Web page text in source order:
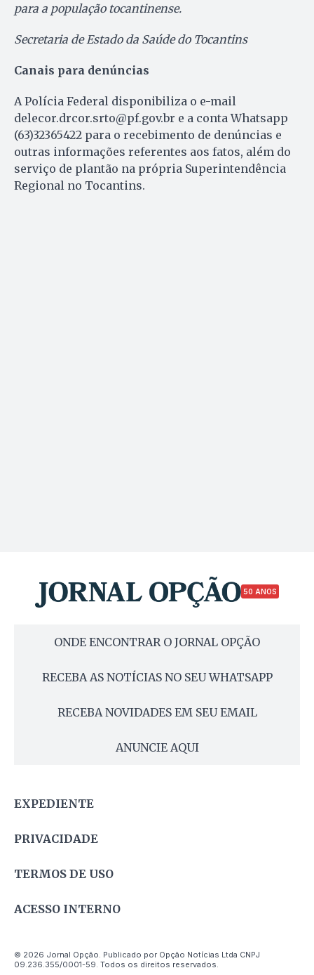
para a população tocantinense.
Secretaria de Estado da Saúde do Tocantins
Canais para denúncias
A Polícia Federal disponibiliza o e-mail
delecor.drcor.srto@pf.gov.br e a conta Whatsapp
(63)32365422 para o recebimento de denúncias e
outras informações referentes aos fatos, além do
serviço de plantão na própria Superintendência
Regional no Tocantins.
50 ANOS
ONDE ENCONTRAR O JORNAL OPÇÃO
RECEBA AS NOTÍCIAS NO SEU WHATSAPP
RECEBA NOVIDADES EM SEU EMAIL
ANUNCIE AQUI
EXPEDIENTE
PRIVACIDADE
TERMOS DE USO
ACESSO INTERNO
© 2026 Jornal Opção. Publicado por Opção Notícias Ltda CNPJ
09.236.355/0001-59. Todos os direitos reservados.